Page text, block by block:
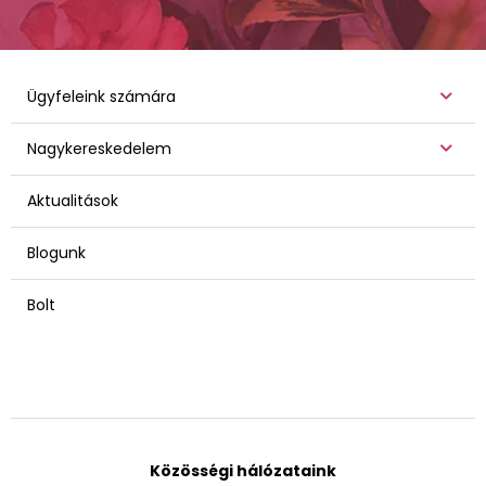
Ügyfeleink számára
Nagykereskedelem
Aktualitások
Blogunk
Bolt
Közösségi hálózataink